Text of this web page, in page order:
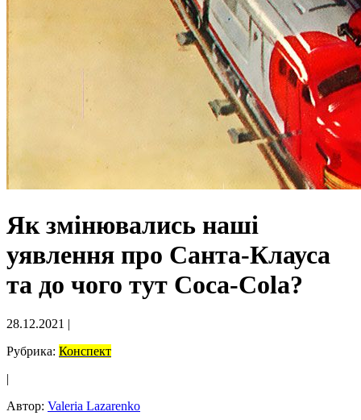
Як змінювались наші
уявлення про Санта-Клауса
та до чого тут Coca-Cola?
28.12.2021 |
Рубрика: Конспект
|
Автор: Valeria Lazarenko